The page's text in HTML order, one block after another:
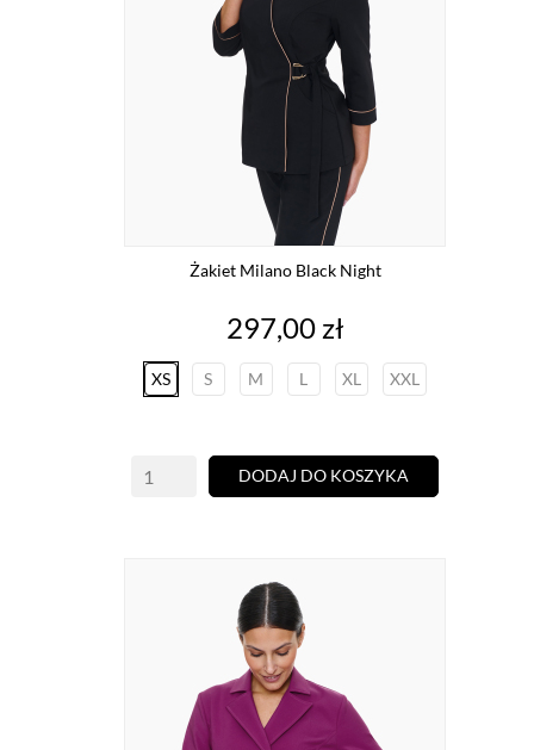
Żakiet Milano Black Night
Cena
297,00 zł
XS S M L XL XXL
DODAJ DO KOSZYKA